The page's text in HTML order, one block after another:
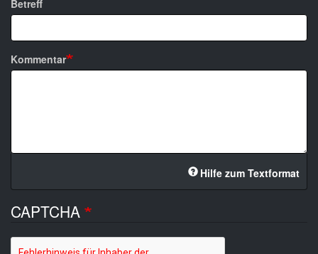
Betreff
Kommentar
Hilfe zum Textformat
CAPTCHA